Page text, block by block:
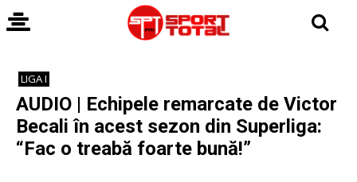
LIGA I
AUDIO | Echipele remarcate de Victor
Becali în acest sezon din Superliga:
“Fac o treabă foarte bună!”